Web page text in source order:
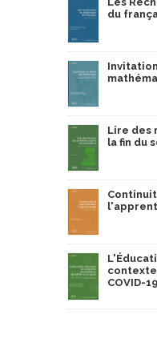
du
Lire des
la fin du
COVID-